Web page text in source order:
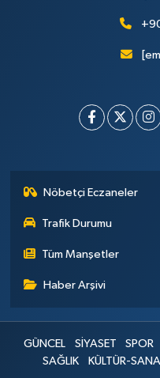
Nöbetçi Eczaneler
Trafik Durumu
Tüm Manşetler
Haber Arşivi
GÜNCEL SİYASET SPOR
SAĞLIK
KÜLTÜR-